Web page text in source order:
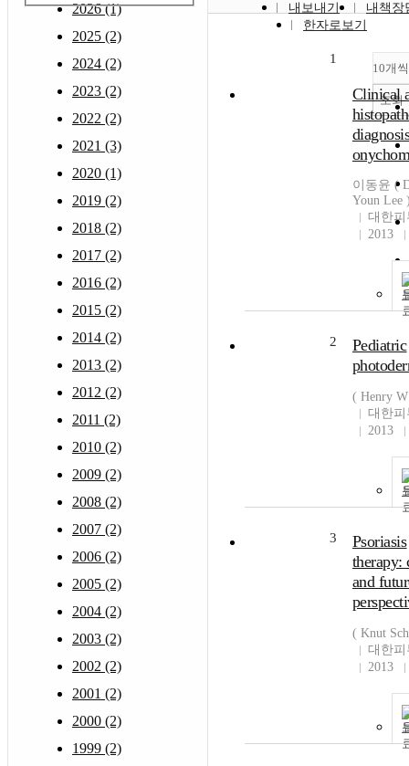
2026 (1)
2025 (2)
2024 (2)
2023 (2)
2022 (2)
2021 (3)
2020 (1)
2019 (2)
2018 (2)
2017 (2)
2016 (2)
2015 (2)
2014 (2)
2013 (2)
2012 (2)
2011 (2)
2010 (2)
2009 (2)
2008 (2)
2007 (2)
2006 (2)
2005 (2)
2004 (2)
2003 (2)
2002 (2)
2001 (2)
2000 (2)
1999 (2)
내보내기
내책장
한자로보기
10개
조회
1
Clinical
이동윤 (
Youn Lee
대한
2013
2
Pediatric
( Henry
대한
2013
3
Psoriasis
therapy:
and
( Knut
대한
2013